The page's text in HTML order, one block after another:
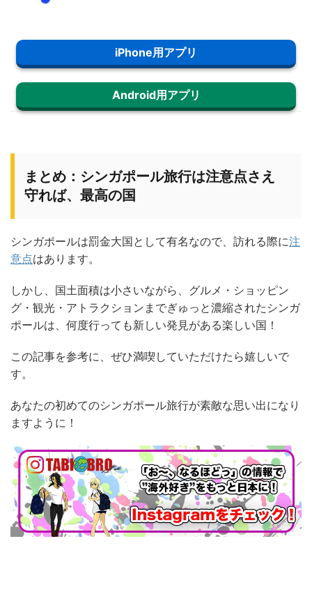
iPhone用アプリ
Android用アプリ
まとめ：シンガポール旅行は注意点さえ
守れば、最高の国
シンガポールは罰金大国として有名なので、訪れる際に注
意点はあります。
しかし、国土面積は小さいながら、グルメ・ショッピン
グ・観光・アトラクションまでぎゅっと濃縮されたシンガ
ポールは、何度行っても新しい発見がある楽しい国！
この記事を参考に、ぜひ満喫していただけたら嬉しいで
す。
あなたの初めてのシンガポール旅行が素敵な思い出になり
ますように！